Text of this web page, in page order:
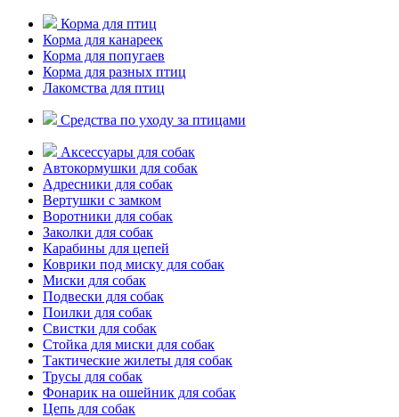
Корма для птиц
Корма для канареек
Корма для попугаев
Корма для разных птиц
Лакомства для птиц
Средства по уходу за птицами
Аксессуары для собак
Автокормушки для собак
Адресники для собак
Вертушки с замком
Воротники для собак
Заколки для собак
Карабины для цепей
Коврики под миску для собак
Миски для собак
Подвески для собак
Поилки для собак
Свистки для собак
Стойка для миски для собак
Тактические жилеты для собак
Трусы для собак
Фонарик на ошейник для собак
Цепь для собак